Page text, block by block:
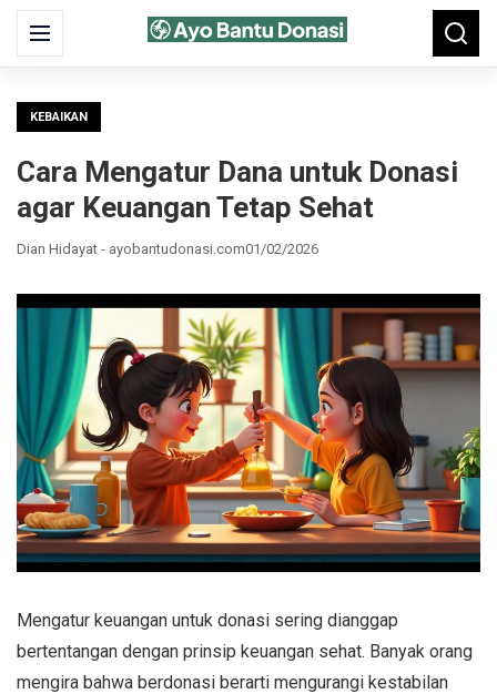
Menu
Search
for:
KEBAIKAN
Cara Mengatur Dana untuk Donasi
agar Keuangan Tetap Sehat
Dian Hidayat - ayobantudonasi.com01/02/2026
Mengatur keuangan untuk donasi sering dianggap
bertentangan dengan prinsip keuangan sehat. Banyak orang
mengira bahwa berdonasi berarti mengurangi kestabilan